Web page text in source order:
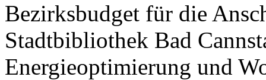
Bezirksbudget für die
Stadtbibliothek Bad
Energieoptimierung und